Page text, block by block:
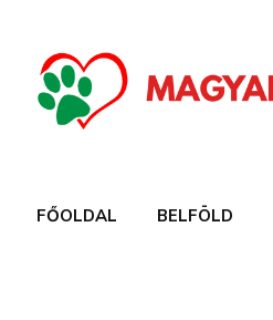
FŐOLDAL BELFÖLD